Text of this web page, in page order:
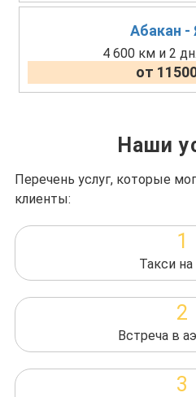
Абакан -
4 600 км и 2
от
Наши
Перечень услуг, которые
клиенты:
1
Такси
2
Встреча в
3